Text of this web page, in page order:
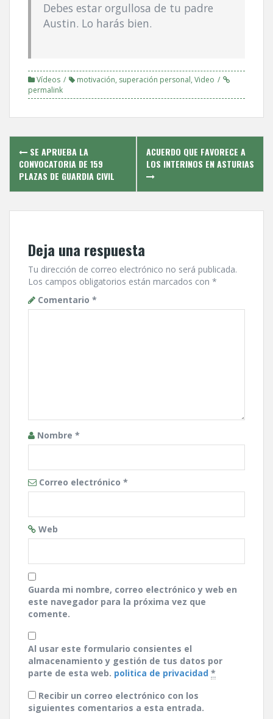
Debes estar orgullosa de tu padre
Austin. Lo harás bien.
Ví­deos motivación, superación personal, Video
permalink
Post
navigation
SE APRUEBA LA
CONVOCATORIA DE 159
PLAZAS DE GUARDIA CIVIL
ACUERDO QUE FAVORECE A
LOS INTERINOS EN ASTURIAS
Deja una respuesta
Tu dirección de correo electrónico no será publicada.
Los campos obligatorios están marcados con *
Comentario *
Nombre *
Correo electrónico *
Web
Guarda mi nombre, correo electrónico y web en
este navegador para la próxima vez que
comente.
Al usar este formulario consientes el
almacenamiento y gestión de tus datos por
parte de esta web. politica de privacidad *
Recibir un correo electrónico con los
siguientes comentarios a esta entrada.